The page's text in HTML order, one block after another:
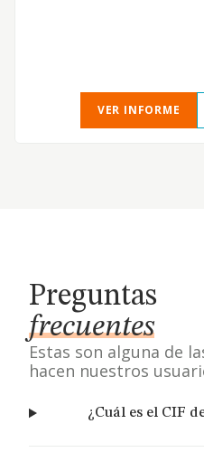
VER INFORME
Preguntas
frecuentes
Estas son alguna de
hacen nuestros
¿Cuál es el CIF